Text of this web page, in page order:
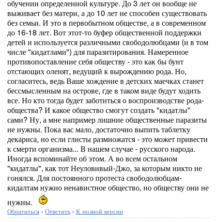
обучении определенной культуре. До 3 лет он вообще не
выживает без матери, а до 10 лет не способен существовать
без семьи. И это в первобытном обществе, а в современном
до 16-18 лет. Вот этот-то буфер общественной поддержки
детей и используется различными свободолюбцами (и в том
числе "кидатлами") для паразитирования. Намеренное
противопоставление себя обществу - это как бы бунт
отстающих оленят, ведущий к вырождению рода. Но,
согласитесь, ведь Ваше хождение в детских маечках станет
бессмысленным на острове, где в таком виде будут ходить
все. Но кто тогда будет заботиться о воспроизводстве рода-
общества? И какое общество смогут создать "кидатлы"
сами? Ну, а мне например лишние общественные паразиты
не нужны. Пока вас мало, достаточно выпить таблетку
декариса, но если глисты размножатся - это может привести
к смерти организма... В нашем случае - русского народа.
Иногда вспоминайте об этом. А во всем остальном
"кидатлы", как тот Неуловивый-Джо, за которым никто не
гонялся. Для постоянного протеста свободолюбцам-
кидалтам нужно ненавистное общество, но обществу они не
нужны.
Обратиться - Ответить - К полной версии